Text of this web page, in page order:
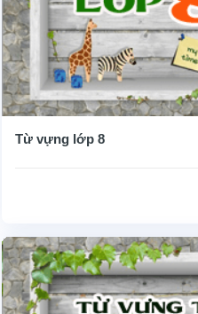
Từ vựng lớp 8